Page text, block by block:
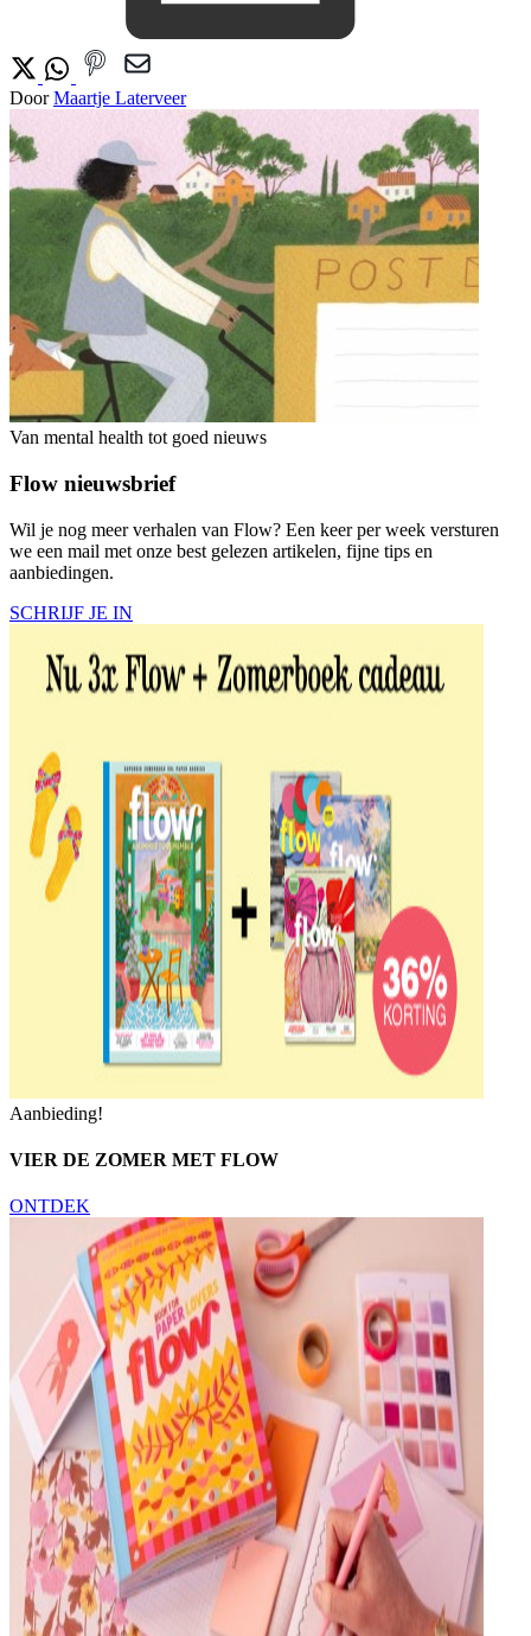
Door Maartje Laterveer
Van mental health tot goed nieuws
Flow nieuwsbrief
Wil je nog meer verhalen van Flow? Een keer per week versturen
we een mail met onze best gelezen artikelen, fijne tips en
aanbiedingen.
SCHRIJF JE IN
Aanbieding!
VIER DE ZOMER MET FLOW
ONTDEK